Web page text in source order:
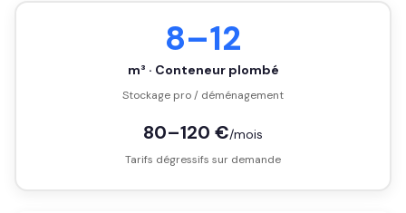
8–12
m³ · Conteneur plombé
Stockage pro / déménagement
80–120 €/mois
Tarifs dégressifs sur demande